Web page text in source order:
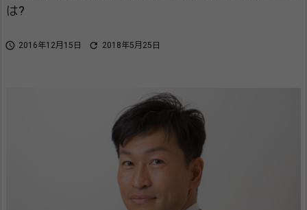
は?
 2016年12月15日  2018年5月25日